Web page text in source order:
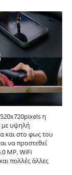
η
με υψηλή
και στο φως του
να προστεθεί
MP, WiFi
πολλές άλλες